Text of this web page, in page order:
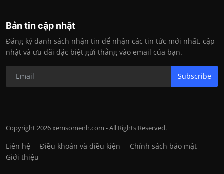
Bản tin cập nhật
Đăng ký danh sách nhận tin để nhận các tin tức mới nhất, cập
nhật và ưu đãi đặc biệt gửi thẳng vào email của bạn.
Subscribe
Copyright 2026 xemsomenh.com - All Rights Reserved.
Liên hệ Điều khoản và điều kiện
Chính sách bảo mật
Giới thiệu